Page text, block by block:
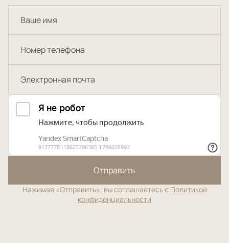
Отправить
Нажимая «Отправить», вы соглашаетесь с Политикой
конфиденциальности